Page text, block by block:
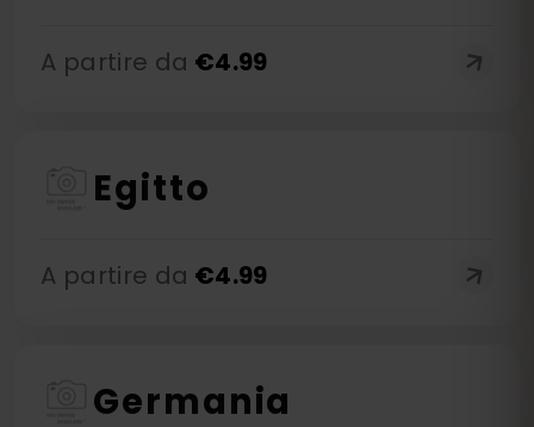
A partire da €4.99
Egitto
A partire da €4.99
Germania